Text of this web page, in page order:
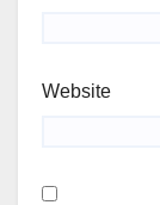
Website